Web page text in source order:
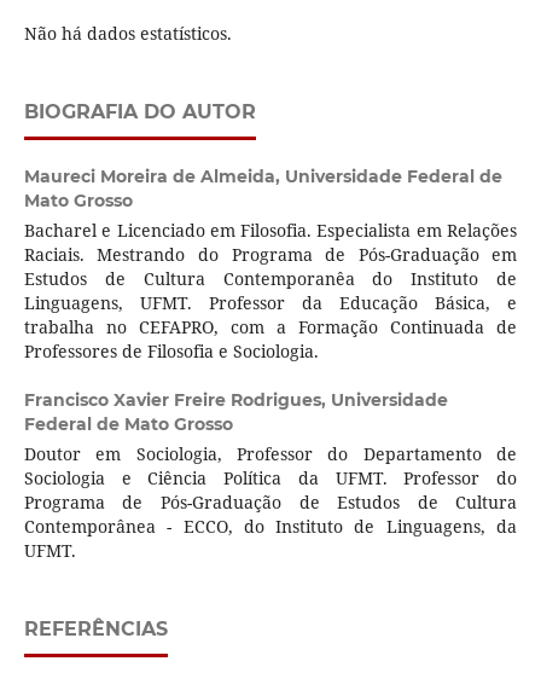
Não há dados estatísticos.
BIOGRAFIA DO AUTOR
Maureci Moreira de Almeida, Universidade Federal de
Mato Grosso
Bacharel e Licenciado em Filosofia. Especialista em Relações
Raciais. Mestrando do Programa de Pós-Graduação em
Estudos de Cultura Contemporanêa do Instituto de
Linguagens, UFMT. Professor da Educação Básica, e
trabalha no CEFAPRO, com a Formação Continuada de
Professores de Filosofia e Sociologia.
Francisco Xavier Freire Rodrigues, Universidade
Federal de Mato Grosso
Doutor em Sociologia, Professor do Departamento de
Sociologia e Ciência Política da UFMT. Professor do
Programa de Pós-Graduação de Estudos de Cultura
Contemporânea - ECCO, do Instituto de Linguagens, da
UFMT.
REFERÊNCIAS